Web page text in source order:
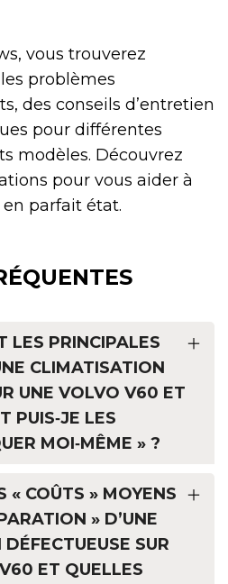
vous trouverez
problèmes
des conseils d’entretien
pour différentes
modèles. Découvrez
pour vous aider à
parfait état.
LES PRINCIPALES
CLIMATISATION
UNE VOLVO V60 ET
PUIS‑JE LES
MOI‑MÊME » ?
« COÛTS » MOYENS
» D’UNE
SUR
ET QUELLES